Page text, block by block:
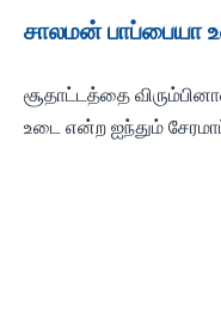
சாலமன் பாப்பையா
சூதாட்டத்தை
உடை என்ற ஐந்தும்